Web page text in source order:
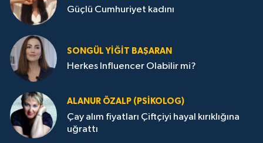
Güçlü Cumhuriyet kadını
SONGÜL YIĞIT BAŞARAN
Herkes Influencer Olabilir mi?
ALANUR ÖZALP (PSIKOLOG)
Çay alım fiyatları Çiftçiyi hayal kırıklığına
uğrattı